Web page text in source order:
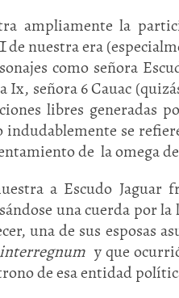
ampliamente la
nuestra era
como señora
Ix, señora 6 Cauac
libres generadas
se
de la omega
a Escudo Jaguar
una cuerda por la
una de sus esposas
interregnum y que
de esa entidad